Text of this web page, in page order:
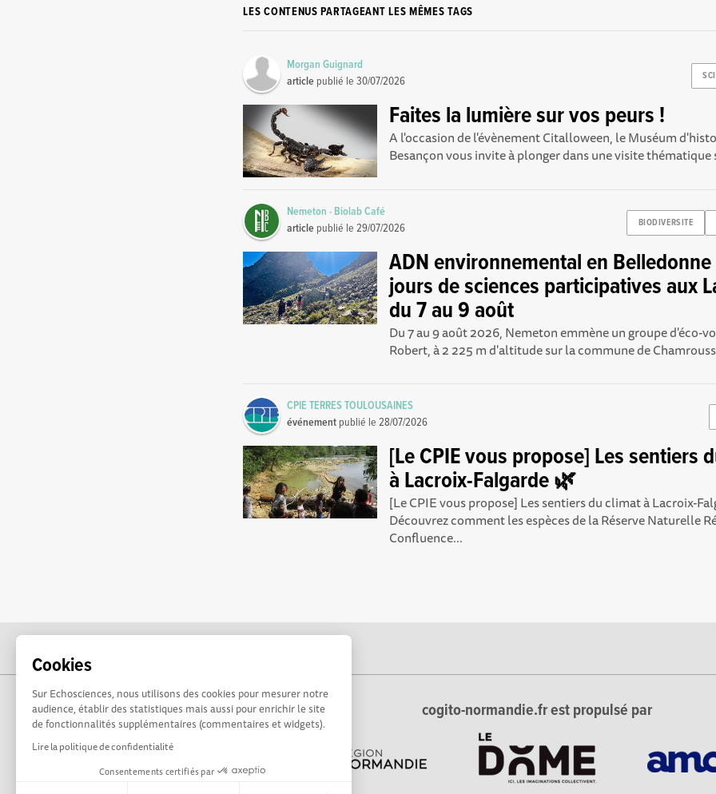
Cookies
Sur Echosciences, nous utilisons des cookies pour mesurer notre
audience, établir des statistiques mais aussi pour enrichir le site
de fonctionnalités supplémentaires (commentaires et widgets).
Lire la politique de confidentialité
Consentements certifiés par
LES CONTENUS PARTAGEANT LES MÊMES TAGS
Morgan Guignard
article publié le30/07/2026
Faites la lumière sur vos peurs !
A l'occasion de l'évènement Citalloween, le Muséum
Besançon vous invite à plonger dans une visite thématique
BIODIVERSITE
Nemeton · Biolab Café
article publié le29/07/2026
ADN environnemental en
jours de sciences participatives aux
du 7 au 9 août
Du 7 au 9 août 2026, Nemeton emmène un groupe d'éco-
Robert, à 2 225 m d'altitude sur la commune de
CPIE TERRES TOULOUSAINES
événement publié le28/07/2026
[Le CPIE vous propose] Les sentiers
à Lacroix-Falgarde 🌿
[Le CPIE vous propose] Les sentiers du climat à Lacroix-
Découvrez comment les espèces de la Réserve Naturelle
Confluence...
cogito-normandie.fr est propulsé par